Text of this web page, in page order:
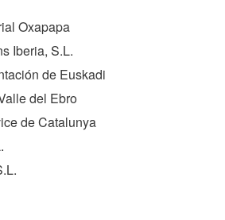
Oxapapa
Iberia, S.L.
de Euskadi
del Ebro
de Catalunya